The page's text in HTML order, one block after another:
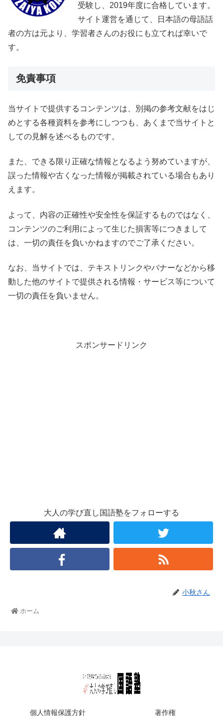
受験し、2019年度に合格しています。
サイト運営を通じて、日本語の母語話
者の方は元より、学習者さんのお役にも立てれば幸いで
す。
免責事項
当サイトで提供するコンテンツは、別掲の参考文献をはじ
めとする各種資料を参考にしつつも、あくまで当サイトと
しての見解を述べるものです。
また、できる限り正確な情報となるよう努めていますが、
誤った情報や古くなった情報が掲載されている場合もあり
えます。
よって、内容の正確性や安全性を保証するものではなく、
コンテンツのご利用によって生じた損害等につきまして
は、一切の責任を負いかねますのでご了承ください。
なお、当サイトでは、テキストリンクやバナーなどから移
動した他のサイトで提供される情報・サービス等について
一切の責任を負いません。
スポンサードリンク
大人の学び直し国語塾をフォローする
小秋さん
ホーム
個人情報保護方針 著作権